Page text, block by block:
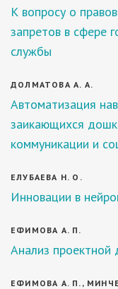
К вопросу о
запретов в сфере
службы
ДОЛМАТОВА А. А.
Автоматизация
заикающихся
коммуникации и
ЕЛУБАЕВА Н. О.
Инновации в
ЕФИМОВА А. П.
Анализ проектной
ЕФИМОВА А. П.,